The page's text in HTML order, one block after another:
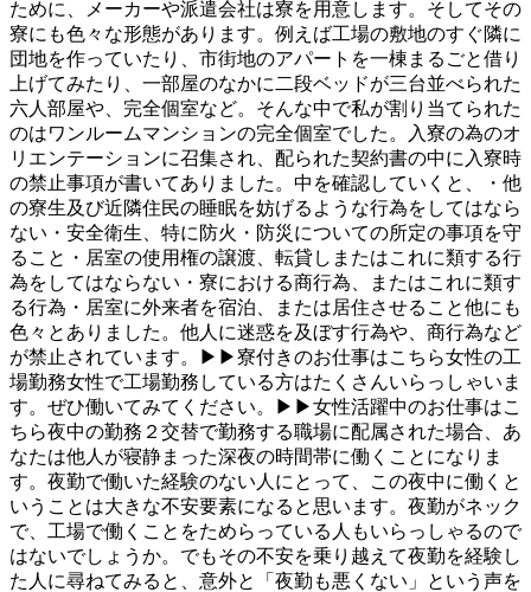
ために、メーカーや派遣会社は寮を用意します。そしてその
寮にも色々な形態があります。例えば工場の敷地のすぐ隣に
団地を作っていたり、市街地のアパートを一棟まるごと借り
上げてみたり、一部屋のなかに二段ベッドが三台並べられた
六人部屋や、完全個室など。そんな中で私が割り当てられた
のはワンルームマンションの完全個室でした。入寮の為のオ
リエンテーションに召集され、配られた契約書の中に入寮時
の禁止事項が書いてありました。中を確認していくと、・他
の寮生及び近隣住民の睡眠を妨げるような行為をしてはなら
ない・安全衛生、特に防火・防災についての所定の事項を守
ること・居室の使用権の譲渡、転貸しまたはこれに類する行
為をしてはならない・寮における商行為、またはこれに類す
る行為・居室に外来者を宿泊、または居住させること他にも
色々とありました。他人に迷惑を及ぼす行為や、商行為など
が禁止されています。▶▶寮付きのお仕事はこちら女性の工
場勤務女性で工場勤務している方はたくさんいらっしゃいま
す。ぜひ働いてみてください。▶▶女性活躍中のお仕事はこ
ちら夜中の勤務２交替で勤務する職場に配属された場合、あ
なたは他人が寝静まった深夜の時間帯に働くことになりま
す。夜勤で働いた経験のない人にとって、この夜中に働くと
いうことは大きな不安要素になると思います。夜勤がネック
で、工場で働くことをためらっている人もいらっしゃるので
はないでしょうか。でもその不安を乗り越えて夜勤を経験し
た人に尋ねてみると、意外と「夜勤も悪くない」という声を